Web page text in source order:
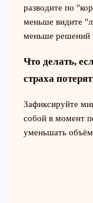
разводите по
меньше видите
меньше решений
Что делать,
страха
Зафиксируйте
собой в момент
уменьшать